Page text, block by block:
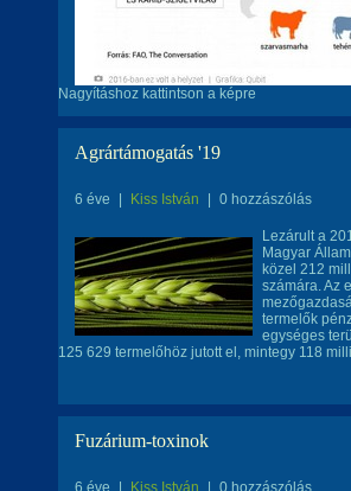
Nagyításhoz kattintson a képre
Agrártámogatás '19
6 éve Kiss István 0 hozzászólás
Lezárult a
Magyar
közel 212
számára. Az
termelők
egységes
125 629 termelőhöz jutott el, mintegy 118
Fuzárium-toxinok
6 éve Kiss István 0 hozzászólás